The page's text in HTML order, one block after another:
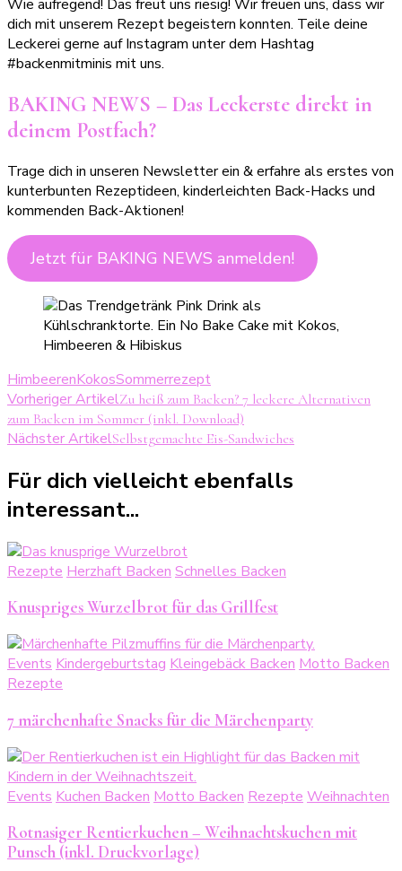
Wie aufregend! Das freut uns riesig! Wir freuen uns, dass wir
dich mit unserem Rezept begeistern konnten. Teile deine
Leckerei gerne auf Instagram unter dem Hashtag
#backenmitminis mit uns.
BAKING NEWS – Das Leckerste direkt in
deinem Postfach?
Trage dich in unseren Newsletter ein & erfahre als erstes von
kunterbunten Rezeptideen, kinderleichten Back-Hacks und
kommenden Back-Aktionen!
Jetzt für BAKING NEWS anmelden!
HimbeerenKokosSommerrezept
Beitragsnavigation
Vorheriger ArtikelZu heiß zum Backen? 7 leckere Alternativen
zum Backen im Sommer (inkl. Download)
Nächster ArtikelSelbstgemachte Eis-Sandwiches
Für dich vielleicht ebenfalls
interessant...
Rezepte Herzhaft Backen Schnelles Backen
Knuspriges Wurzelbrot für das Grillfest
Events Kindergeburtstag Kleingebäck Backen Motto Backen
Rezepte
7 märchenhafte Snacks für die Märchenparty
Events Kuchen Backen Motto Backen Rezepte Weihnachten
Rotnasiger Rentierkuchen – Weihnachtskuchen mit
Punsch (inkl. Druckvorlage)